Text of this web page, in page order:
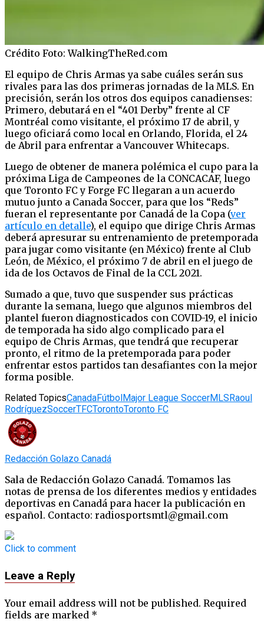
Crédito Foto: WalkingTheRed.com
El equipo de Chris Armas ya sabe cuáles serán sus
rivales para las dos primeras jornadas de la MLS. En
precisión, serán los otros dos equipos canadienses:
Primero, debutará en el “401 Derby” frente al CF
Montréal como visitante, el próximo 17 de abril, y
luego oficiará como local en Orlando, Florida, el 24
de Abril para enfrentar a Vancouver Whitecaps.
Luego de obtener de manera polémica el cupo para la
próxima Liga de Campeones de la CONCACAF, luego
que Toronto FC y Forge FC llegaran a un acuerdo
mutuo junto a Canada Soccer, para que los “Reds”
fueran el representante por Canadá de la Copa (ver
artículo en detalle), el equipo que dirige Chris Armas
deberá apresurar su entrenamiento de pretemporada
para jugar como visitante (en México) frente al Club
León, de México, el próximo 7 de abril en el juego de
ida de los Octavos de Final de la CCL 2021.
Sumado a que, tuvo que suspender sus prácticas
durante la semana, luego que algunos miembros del
plantel fueron diagnosticados con COVID-19, el inicio
de temporada ha sido algo complicado para el
equipo de Chris Armas, que tendrá que recuperar
pronto, el ritmo de la pretemporada para poder
enfrentar estos partidos tan desafiantes con la mejor
forma posible.
Related TopicsCanadaFútbol Major League SoccerMLS Raoul
RodríguezSoccerTFCTorontoToronto FC
Redacción Golazo Canadá
Sala de Redacción Golazo Canadá. Tomamos las
notas de prensa de los diferentes medios y entidades
deportivas en Canadá para hacer la publicación en
español. Contacto: radiosportsmtl@gmail.com
Click to comment
Leave a Reply
Your email address will not be published. Required
fields are marked *